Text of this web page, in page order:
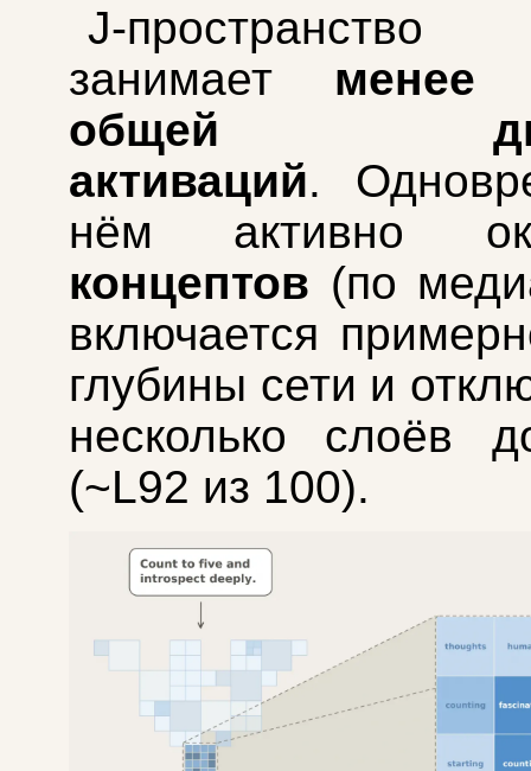
J-пространство
занимает менее
общей
активаций.
нём активно
концептов (по
включается
глубины сети и
несколько слоёв
(~L92 из 100).